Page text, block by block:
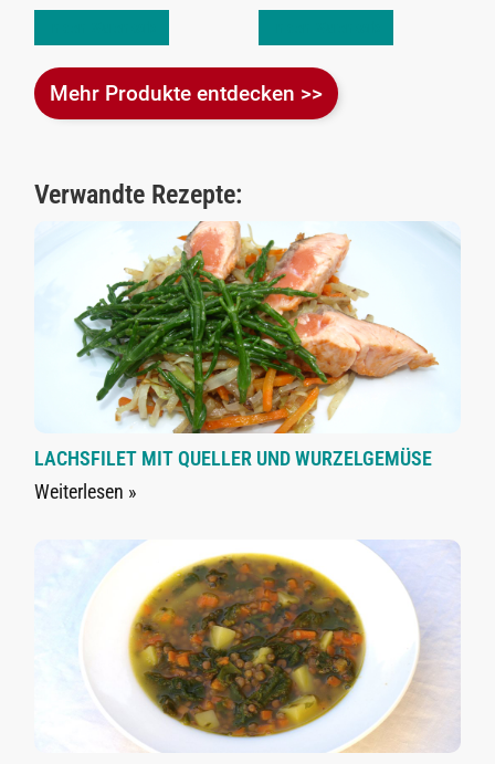
Mehr Produkte entdecken >>
Verwandte Rezepte:
LACHSFILET MIT QUELLER UND WURZELGEMÜSE
Weiterlesen »